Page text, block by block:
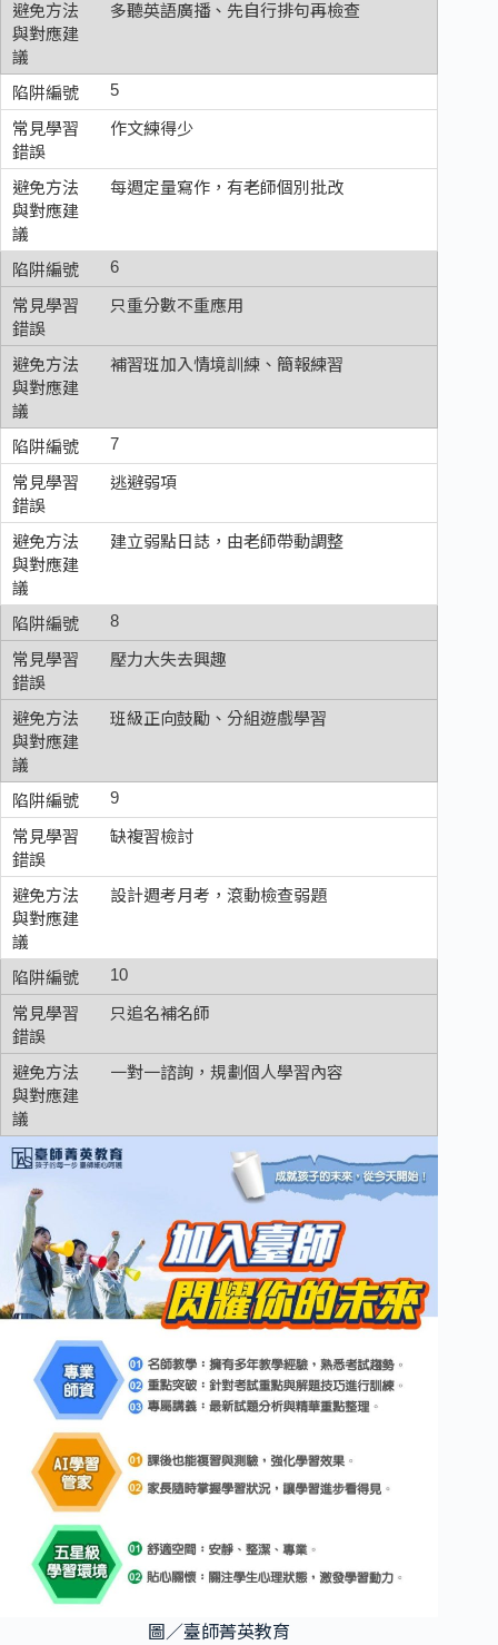
多聽英語廣播、先自行排句再檢查
5
作文練得少
每週定量寫作，有老師個別批改
6
只重分數不重應用
補習班加入情境訓練、簡報練習
7
逃避弱項
建立弱點日誌，由老師帶動調整
8
壓力大失去興趣
班級正向鼓勵、分組遊戲學習
9
缺複習檢討
設計週考月考，滾動檢查弱題
10
只追名補名師
一對一諮詢，規劃個人學習內容
圖／臺師菁英教育